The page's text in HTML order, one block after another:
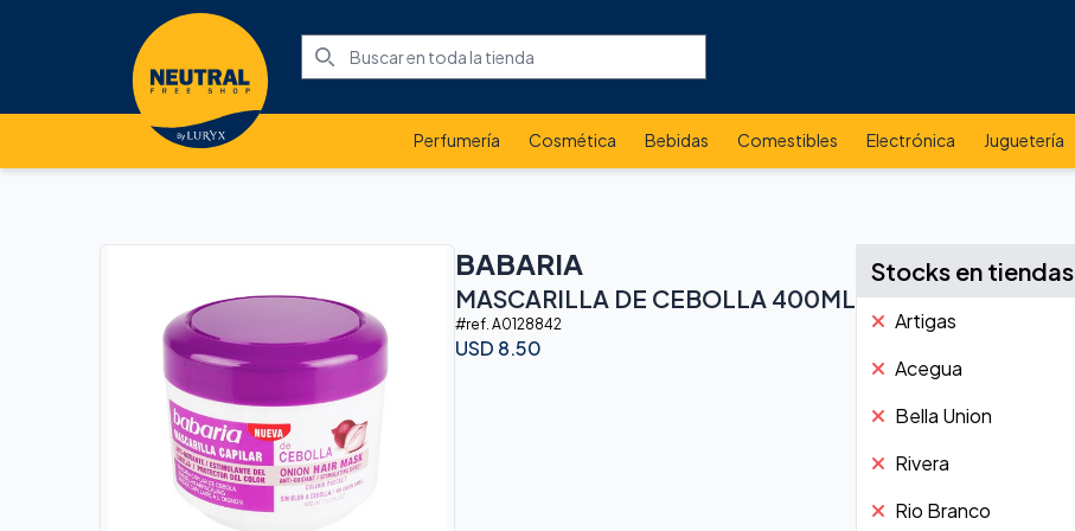
Perfumería Cosmética Bebidas Comestibles Electrónica Juguetería
BABARIA
MASCARILLA DE CEBOLLA 400ML
#ref. A0128842
USD 8.50
Stocks en tiendas
Artigas
Acegua
Bella Union
Rivera
Rio Branco